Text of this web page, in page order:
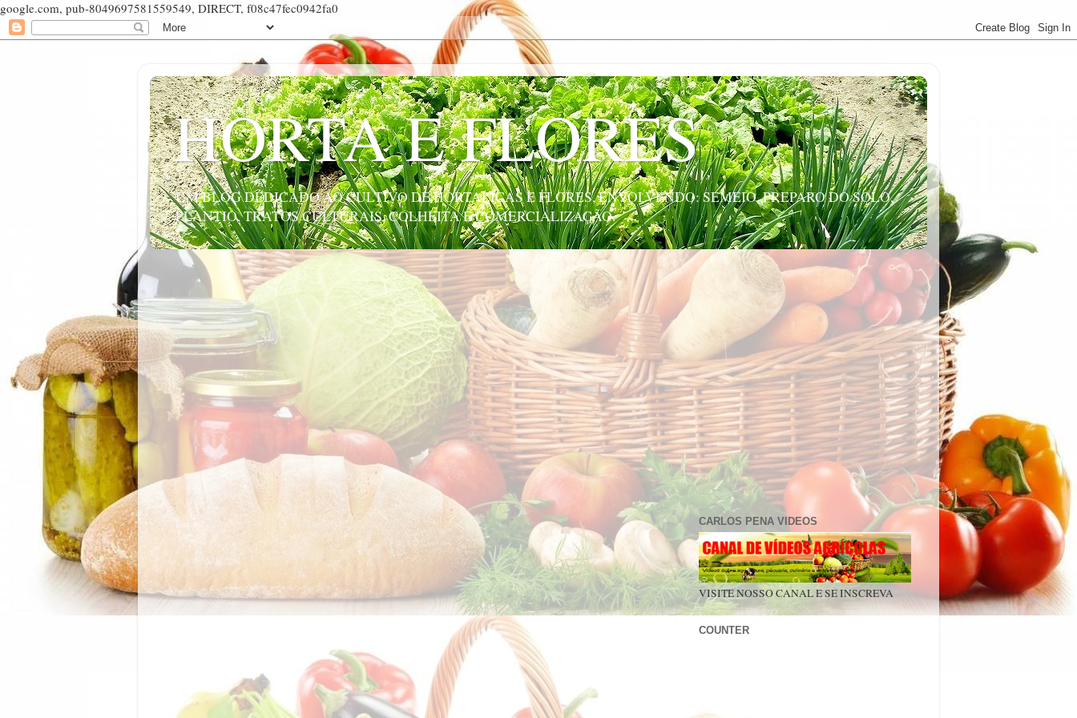
google.com, pub-8049697581559549, DIRECT, f08c47fec0942fa0
HORTA E FLORES
UM BLOG DEDICADO AO CULTIVO DE HORTALIÇAS E FLORES, ENVOLVENDO: SEMEIO, PREPARO DO SOLO,
PLANTIO, TRATOS CULTURAIS, COLHEITA E COMERCIALIZAÇÃO.
CARLOS PENA VIDEOS
VISITE NOSSO CANAL E SE INSCREVA
COUNTER